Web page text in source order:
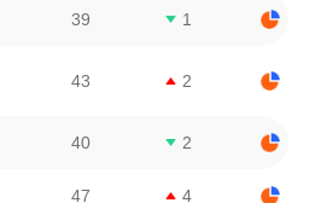
39 1
43 2
40 2
47 4